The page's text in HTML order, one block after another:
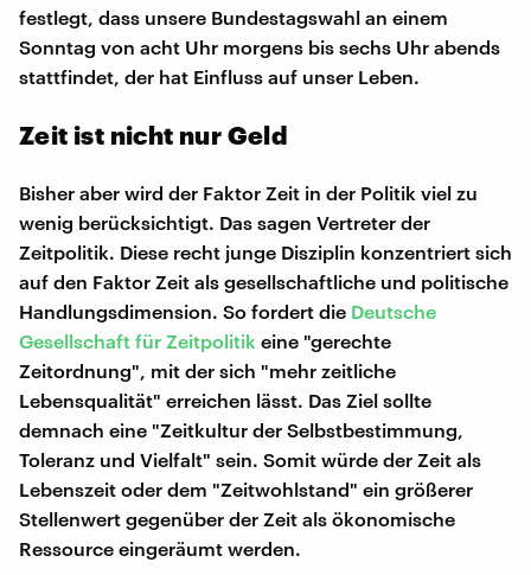
festlegt, dass unsere Bundestagswahl an einem
Sonntag von acht Uhr morgens bis sechs Uhr abends
stattfindet, der hat Einfluss auf unser Leben.
Zeit ist nicht nur Geld
Bisher aber wird der Faktor Zeit in der Politik viel zu
wenig berücksichtigt. Das sagen Vertreter der
Zeitpolitik. Diese recht junge Disziplin konzentriert sich
auf den Faktor Zeit als gesellschaftliche und politische
Handlungsdimension. So fordert die Deutsche
Gesellschaft für Zeitpolitik eine "gerechte
Zeitordnung", mit der sich "mehr zeitliche
Lebensqualität" erreichen lässt. Das Ziel sollte
demnach eine "Zeitkultur der Selbstbestimmung,
Toleranz und Vielfalt" sein. Somit würde der Zeit als
Lebenszeit oder dem "Zeitwohlstand" ein größerer
Stellenwert gegenüber der Zeit als ökonomische
Ressource eingeräumt werden.